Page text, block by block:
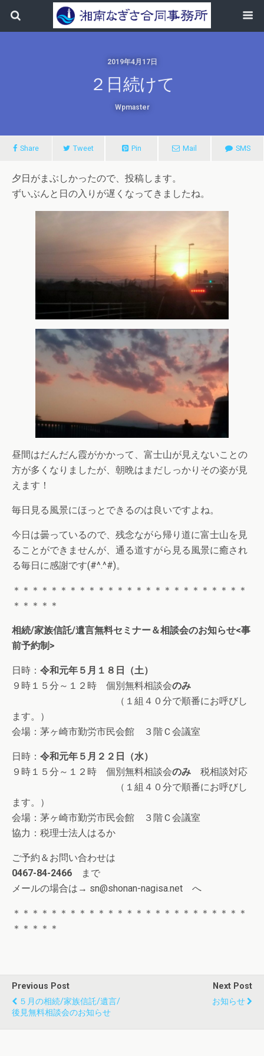
2019年4月17日
２日続けて
Wpmaster
Share Tweet Pin Mail SMS
夕日がまぶしかったので、投稿します。
ずいぶんと日の入りが遅くなってきましたね。
昼間はだんだん霞がかかって、富士山が見えないことの
方が多くなりましたが、朝晩はまだしっかりその姿が見
えます！
毎日見る風景にほっとできるのは良いですよね。
今日は曇っているので、残念ながら帰り道に富士山を見
ることができませんが、通る道すがら見る風景に癒され
る毎日に感謝です(#^.^#)。
＊＊＊＊＊＊＊＊＊＊＊＊＊＊＊＊＊＊＊＊＊＊＊＊＊
＊＊＊＊＊
相続/家族信託/遺言無料セミナー＆相談会のお知らせ<事
前予約制>
日時： 令和元年５月１８日（土）
９時１５分～１２時 個別無料相談会のみ
（１組４０分で順番にお呼びし
ます。）
会場：茅ヶ崎市勤労市民会館 ３階Ｃ会議室
日時： 令和元年５月２２日（水）
９時１５分～１２時 個別無料相談会のみ 税相談対応
（１組４０分で順番にお呼びし
ます。）
会場：茅ヶ崎市勤労市民会館 ３階Ｃ会議室
協力：税理士法人はるか
ご予約＆お問い合わせは
0467-84-2466 まで
メールの場合は→ sn@shonan-nagisa.net へ
＊＊＊＊＊＊＊＊＊＊＊＊＊＊＊＊＊＊＊＊＊＊＊＊＊
＊＊＊＊＊
Previous Post
５月の相続/家族信託/遺言/
後見無料相談会のお知らせ
Next Post
お知らせ